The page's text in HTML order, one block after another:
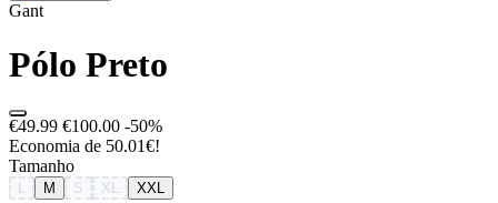
Gant
Pólo Preto
€49.99 €100.00 -50%
Economia de 50.01€!
Tamanho
M S XL XXL